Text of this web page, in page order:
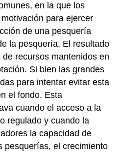
en la que los
para ejercer
de una pesquería
la pesquería. El resultado
recursos mantenidos en
Si bien las grandes
para intentar evitar esta
el fondo. Esta
cuando el acceso a la
regulado y cuando la
la capacidad de
pesquerías, el crecimiento